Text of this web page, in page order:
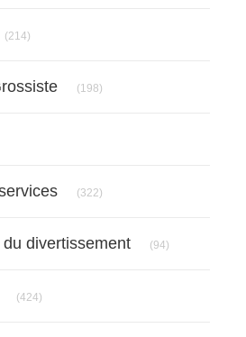
(214)
(198)
(322)
divertissement (94)
(424)